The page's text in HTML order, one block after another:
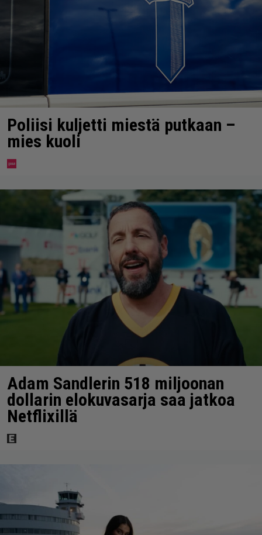
Poliisi kuljetti miestä putkaan –
mies kuoli
Adam Sandlerin 518 miljoonan
dollarin elokuvasarja saa jatkoa
Netflixillä